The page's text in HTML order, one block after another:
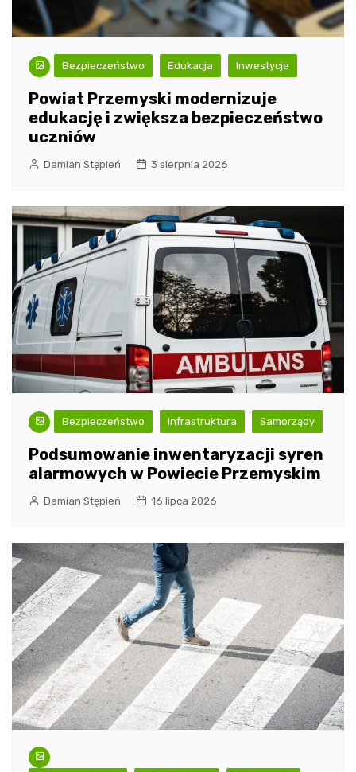
Bezpieczeństwo Edukacja Inwestycje
Powiat Przemyski modernizuje
edukację i zwiększa bezpieczeństwo
uczniów
Damian Stępień 3 sierpnia 2026
Bezpieczeństwo Infrastruktura Samorządy
Podsumowanie inwentaryzacji syren
alarmowych w Powiecie Przemyskim
Damian Stępień 16 lipca 2026